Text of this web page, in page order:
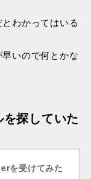
わかってはいる
いので何とかな
探していた
を受けてみた